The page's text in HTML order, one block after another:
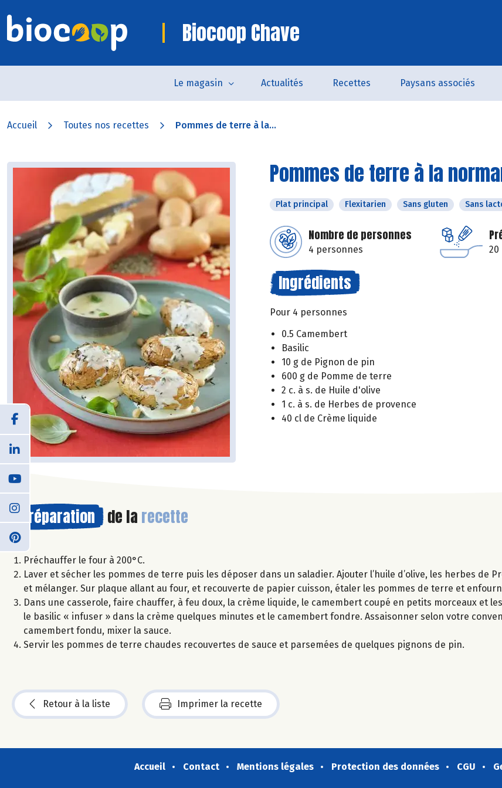
Biocoop Chave
Le magasin Actualités Recettes Paysans associés
Accueil Toutes nos recettes Pommes de terre à la...
Pommes de terre à la
Plat principal Flexitarien Sans gluten Sans
Nombre de personnes
4 personnes 20
Ingrédients
Pour 4 personnes
0.5 Camembert
Basilic
10 g de Pignon de pin
600 g de Pomme de terre
2 c. à s. de Huile d'olive
1 c. à s. de Herbes de provence
40 cl de Crème liquide
Préparation de la recette
Préchauffer le four à 200°C.
Laver et sécher les pommes de terre puis les déposer dans un saladier. Ajouter l’huile d’olive, les herbes de
et mélanger. Sur plaque allant au four, et recouverte de papier cuisson, étaler les pommes de terre et
Dans une casserole, faire chauffer, à feu doux, la crème liquide, le camembert coupé en petits morceaux et
le basilic « infuser » dans la crème quelques minutes et le camembert fondre. Assaisonner selon votre
camembert fondu, mixer la sauce.
Servir les pommes de terre chaudes recouvertes de sauce et parsemées de quelques pignons de pin.
Retour à la liste Imprimer la recette
Accueil Contact Mentions légales Protection des données CGU